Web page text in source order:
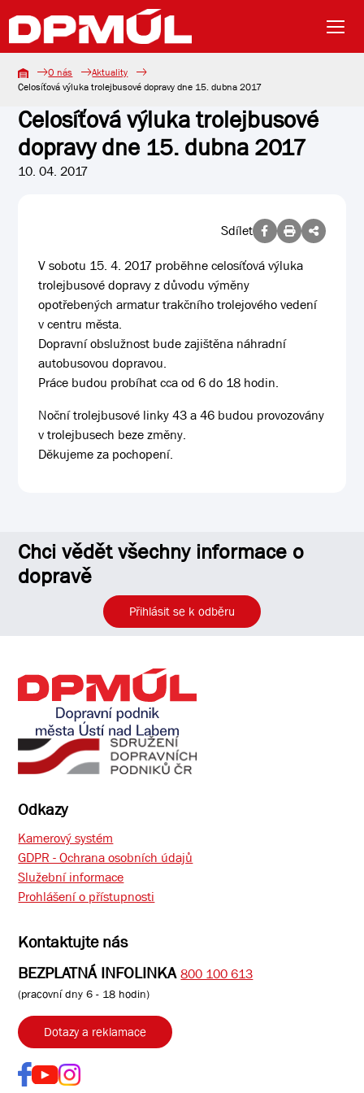
O nás
Aktuality
Celosíťová výluka trolejbusové dopravy dne 15. dubna 2017
Celosíťová výluka trolejbusové
dopravy dne 15. dubna 2017
10. 04. 2017
Sdílet
V sobotu 15. 4. 2017 proběhne celosíťová výluka
trolejbusové dopravy z důvodu výměny
opotřebených armatur trakčního trolejového vedení
v centru města.
Dopravní obslužnost bude zajištěna náhradní
autobusovou dopravou.
Práce budou probíhat cca od 6 do 18 hodin.
Noční trolejbusové linky 43 a 46 budou provozovány
v trolejbusech beze změny.
Děkujeme za pochopení.
Chci vědět všechny informace o
dopravě
Přihlásit se k odběru
Odkazy
Kamerový systém
GDPR - Ochrana osobních údajů
Služební informace
Prohlášení o přístupnosti
Kontaktujte nás
BEZPLATNÁ INFOLINKA 800 100 613
(pracovní dny 6 - 18 hodin)
Dotazy a reklamace